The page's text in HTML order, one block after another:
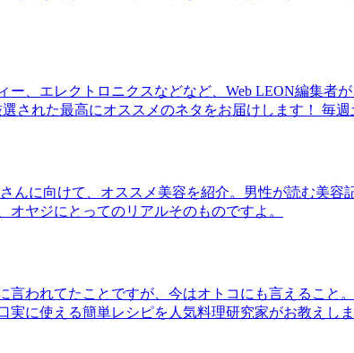
、エレクトロニクスなどなど、Web LEON編集者
された最高にオススメのネタをお届けします！ 毎週
んに向けて、オススメ美容を紹介。男性が読む美
ヤジにとってのリアルそのものですよ。
言われてたことですが、今はオトコにも言えるこ
に使える簡単レシピを人気料理研究家がお教えしま